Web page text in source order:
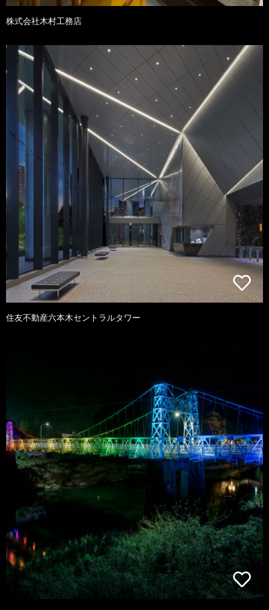
株式会社木村工務店
住友不動産六本木セントラルタワー